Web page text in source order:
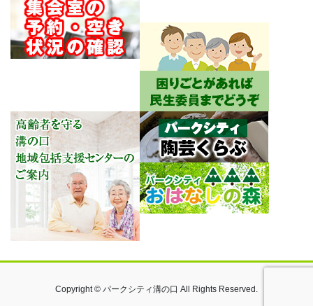
Copyright © パークシティ溝の口 All Rights Reserved.